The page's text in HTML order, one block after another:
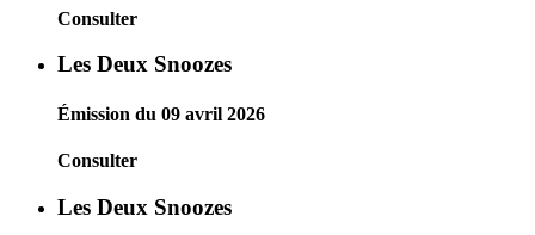
Consulter
Les Deux Snoozes
Émission du 09 avril 2026
Consulter
Les Deux Snoozes